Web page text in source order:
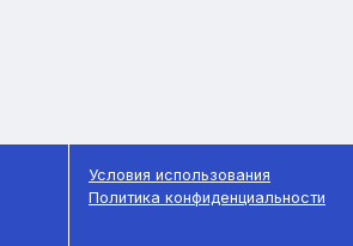
Условия использования
Политика конфиденциальности